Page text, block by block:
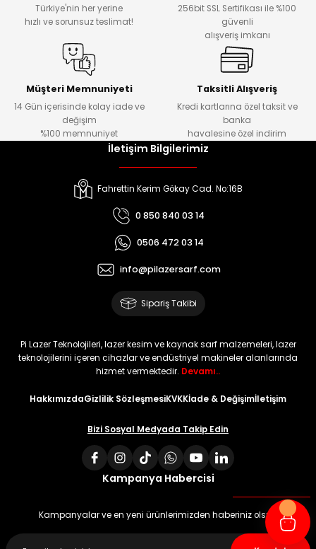
Türkiye'nin her yerine
hızlı ve sorunsuz teslimat!
256bit SSL Sertifikası ile %100
güvenli
alışveriş imkanı
Müşteri Memnuniyeti
14 Gün içerisinde kolay iade ve
değişim
%100 memnuniyet
Taksitli Alışveriş
Kredi kartlarına özel taksit ve
banka
havalesine özel indirim
İletişim Bilgilerimiz
Fahrettin Kerim Gökay Cad. No:16B
0 850 840 03 14
0506 472 03 14
info@pilazersarf.com
Sipariş Takibi
Pi Lazer Teknolojileri, lazer kesim ve kaynak sarf malzemeleri, lazer
teknolojilerini içeren cihazlar ve endüstriyel makineler alanlarında
hizmet vermektedir. Devamı..
HakkımızdaGizlilik SözleşmesiKVKKİade & Değişimİletişim
Bizi Sosyal Medyada Takip Edin
Kampanya Habercisi
Kampanyalar ve en yeni ürünlerimizden haberiniz olsun